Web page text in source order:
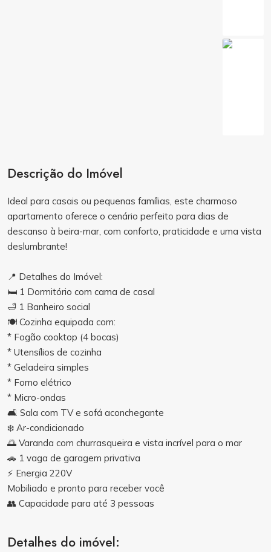
Descrição do Imóvel
Ideal para casais ou pequenas famílias, este charmoso
apartamento oferece o cenário perfeito para dias de
descanso à beira-mar, com conforto, praticidade e uma vista
deslumbrante!
📍 Detalhes do Imóvel:
🛏️ 1 Dormitório com cama de casal
🛁 1 Banheiro social
🍽️ Cozinha equipada com:
* Fogão cooktop (4 bocas)
* Utensílios de cozinha
* Geladeira simples
* Forno elétrico
* Micro-ondas
🛋️ Sala com TV e sofá aconchegante
❄️ Ar-condicionado
🌅 Varanda com churrasqueira e vista incrível para o mar
🚗 1 vaga de garagem privativa
⚡ Energia 220V
Mobiliado e pronto para receber você
👥 Capacidade para até 3 pessoas
Detalhes do imóvel: